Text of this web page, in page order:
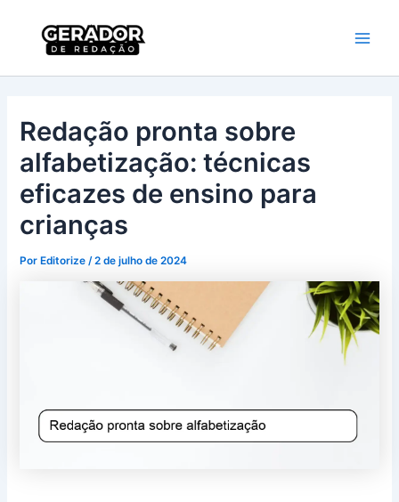
conteúdo
Redação pronta sobre
alfabetização: técnicas
eficazes de ensino para
crianças
Por Editorize/2 de julho de 2024